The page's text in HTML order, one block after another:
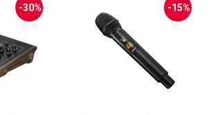
-30% -15%